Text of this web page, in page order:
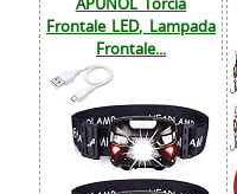
Frontale LED, Lampada
Frontale...